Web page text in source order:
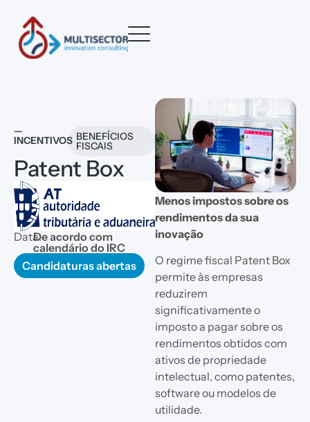
—
INCENTIVOS BENEFÍCIOS
FISCAIS
Patent Box
Data:De acordo com
calendário do IRC
Candidaturas abertas
Menos impostos sobre os
rendimentos da sua
inovação
O regime fiscal Patent Box
permite às empresas
reduzirem
significativamente o
imposto a pagar sobre os
rendimentos obtidos com
ativos de propriedade
intelectual, como patentes,
software ou modelos de
utilidade.